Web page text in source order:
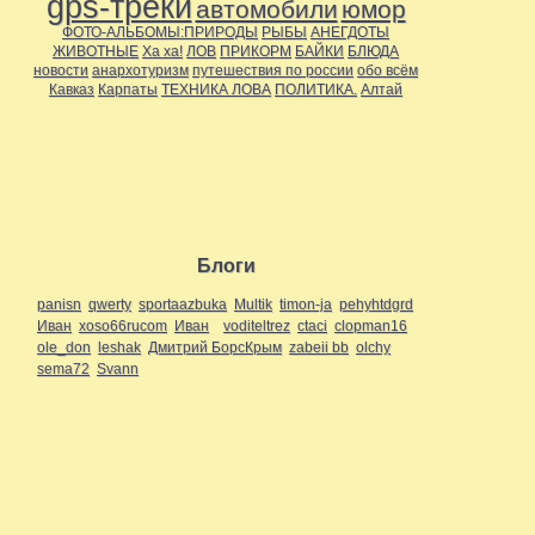
gps-треки автомобили юмор
ФОТО-АЛЬБОМЫ:ПРИРОДЫ РЫБЫ АНЕГДОТЫ
ЖИВОТНЫЕ Ха ха! ЛОВ ПРИКОРМ БАЙКИ БЛЮДА
новости анархотуризм путешествия по россии обо всём
Кавказ Карпаты ТЕХНИКА ЛОВА ПОЛИТИКА. Алтай
Блоги
panisn qwerty sportaazbuka Multik timon-ja pehyhtdgrd
Иван xoso66rucom Иван voditeltrez ctaci clopman16
ole_don leshak Дмитрий БорсКрым zabeii bb olchy
sema72 Svann